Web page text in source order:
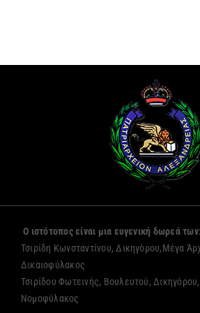
Ο ιστότοπος είναι μια ευγενική δωρεά των:
Τσιρίδη Κωνσταντίνου, Δικηγόρου,Μέγα
Δικαιοφύλακος
Τσιρίδου Φωτεινής, Βουλευτού,
Νομοφύλακος